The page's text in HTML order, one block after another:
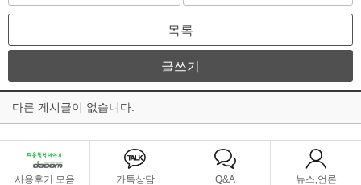
목록
글쓰기
다른 게시글이 없습니다.
사용후기 모음 카톡상담 Q&A 뉴스,언론